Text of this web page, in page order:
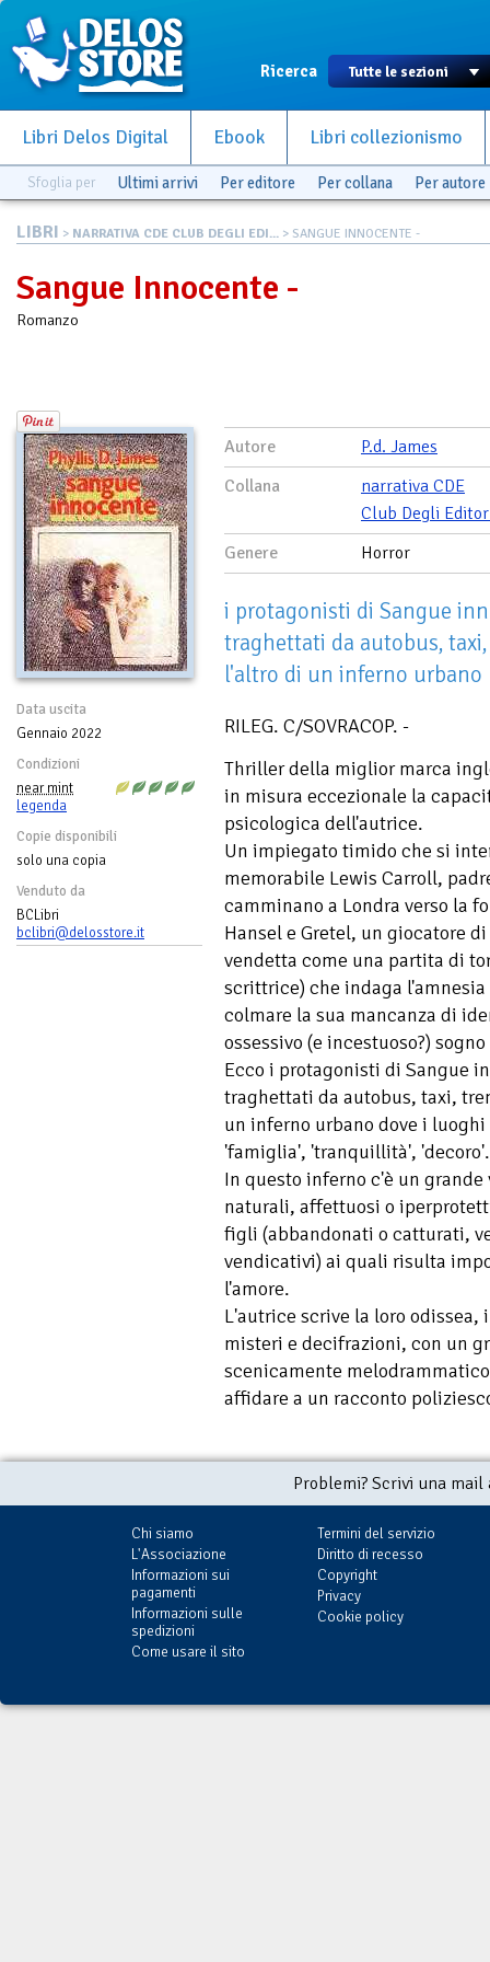
Ricerca
Libri Delos Digital Ebook Libri collezionismo
Sfoglia per Ultimi arrivi Per editore Per collana Per autore
LIBRI > NARRATIVA CDE CLUB DEGLI EDI... > SANGUE INNOCENTE -
Sangue Innocente -
Romanzo
Data uscita
Gennaio 2022
Condizioni
near mint
legenda
Copie disponibili
solo una copia
Venduto da
BCLibri
bclibri@delosstore.it
Autore
P.d. James
Collana
narrativa CDE
Club Degli
Genere
Horror
i protagonisti di Sangue
traghettati da autobus,
l'altro di un inferno urbano
RILEG. C/SOVRACOP. -
Thriller della miglior marca
in misura eccezionale la
psicologica dell'autrice.
Un impiegato timido che si
memorabile Lewis Carroll,
camminano a Londra verso la
Hansel e Gretel, un giocatore
vendetta come una partita di
scrittrice) che indaga
colmare la sua mancanza di
ossessivo (e incestuoso?)
Ecco i protagonisti di Sangue
traghettati da autobus, taxi,
un inferno urbano dove i
'famiglia', 'tranquillità', 'decoro'.
In questo inferno c'è un
naturali, affettuosi o
figli (abbandonati o catturati,
vendicativi) ai quali risulta
l'amore.
L'autrice scrive la loro
misteri e decifrazioni, con un
scenicamente
affidare a un racconto
Problemi? Scrivi una
Chi siamo
L'Associazione
Informazioni sui
pagamenti
Informazioni sulle
spedizioni
Come usare il sito
Termini del servizio
Diritto di recesso
Copyright
Privacy
Cookie policy